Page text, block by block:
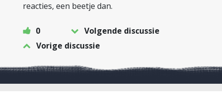
reacties, een beetje dan.
0
Volgende discussie
Vorige discussie